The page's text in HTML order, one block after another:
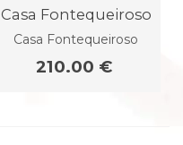
Casa Fontequeiroso
Casa Fontequeiroso
210.00 €